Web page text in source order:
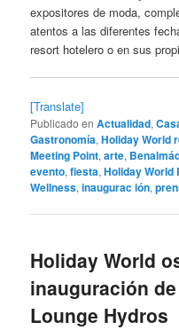
expositores de moda,
atentos a las diferentes
resort hotelero o en sus
[Translate]
Publicado en Actualidad,
Gastronomía,Holiday World
Meeting Point,arte,
evento,fiesta,Holiday World
Wellness,inaugurac ión,
Holiday World
inauguración
Lounge Hydros